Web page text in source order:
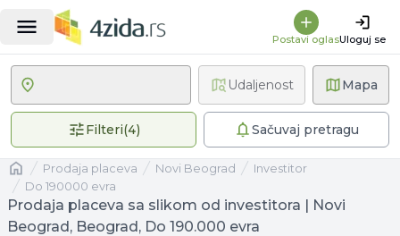
Postavi oglasUloguj se
Mapa
Filteri(4)4 primenjena filteraSačuvaj pretragu
Udaljenost
Naslovnaprodaja placeva Novi Beograd
investitor
Do 190000 evra
Prodaja placeva sa slikom od investitora | Novi
Beograd, Beograd, Do 190.000 evra